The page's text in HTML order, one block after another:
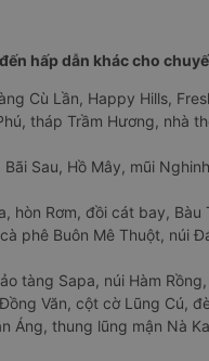
hấp dẫn khác cho
Cù Lần, Happy Hills,
tháp Trầm Hương, nhà
Sau, Hồ Mây, mũi
hòn Rơm, đồi cát bay, Bàu
phê Buôn Mê Thuột, núi
tàng Sapa, núi Hàm
Văn, cột cờ Lũng Cú,
Áng, thung lũng mận Nà